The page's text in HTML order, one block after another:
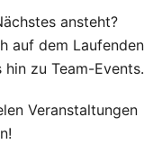
ansteht?
auf dem Laufenden
zu Team-Events.
Veranstaltungen